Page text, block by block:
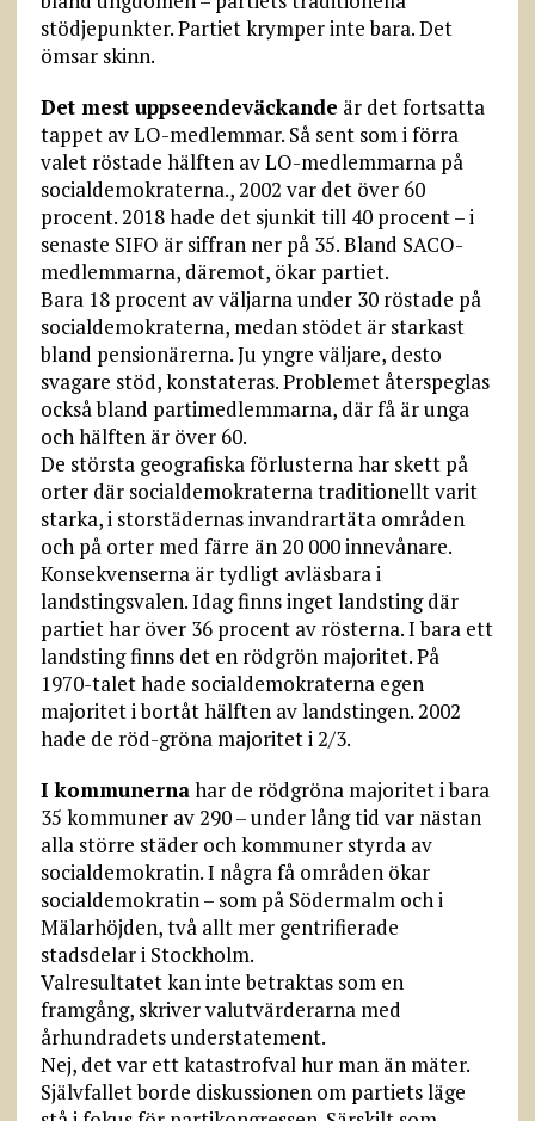
stödjepunkter. Partiet krymper inte bara. Det
ömsar skinn.
Det mest uppseendeväckande är det fortsatta
tappet av LO-medlemmar. Så sent som i förra
valet röstade hälften av LO-medlemmarna på
socialdemokraterna., 2002 var det över 60
procent. 2018 hade det sjunkit till 40 procent – i
senaste SIFO är siffran ner på 35. Bland SACO-
medlemmarna, däremot, ökar partiet.
Bara 18 procent av väljarna under 30 röstade på
socialdemokraterna, medan stödet är starkast
bland pensionärerna. Ju yngre väljare, desto
svagare stöd, konstateras. Problemet återspeglas
också bland partimedlemmarna, där få är unga
och hälften är över 60.
De största geografiska förlusterna har skett på
orter där socialdemokraterna traditionellt varit
starka, i storstädernas invandrartäta områden
och på orter med färre än 20 000 innevånare.
Konsekvenserna är tydligt avläsbara i
landstingsvalen. Idag finns inget landsting där
partiet har över 36 procent av rösterna. I bara ett
landsting finns det en rödgrön majoritet. På
1970-talet hade socialdemokraterna egen
majoritet i bortåt hälften av landstingen. 2002
hade de röd-gröna majoritet i 2/3.
I kommunernahar de rödgröna majoritet i bara
35 kommuner av 290 – under lång tid var nästan
alla större städer och kommuner styrda av
socialdemokratin. I några få områden ökar
socialdemokratin – som på Södermalm och i
Mälarhöjden, två allt mer gentrifierade
stadsdelar i Stockholm.
Valresultatet kan inte betraktas som en
framgång, skriver valutvärderarna med
århundradets understatement.
Nej, det var ett katastrofval hur man än mäter.
Självfallet borde diskussionen om partiets läge